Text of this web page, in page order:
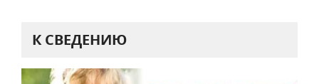
К СВЕДЕНИЮ